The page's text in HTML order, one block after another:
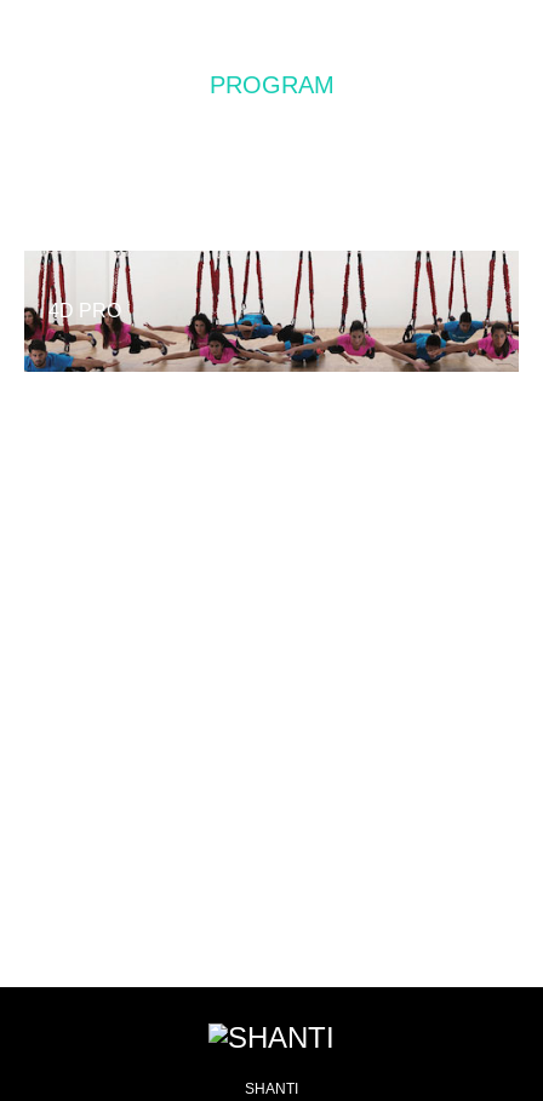
PROGRAM
4D PRO
インストラクターに憧れるあなた！
SHANTI